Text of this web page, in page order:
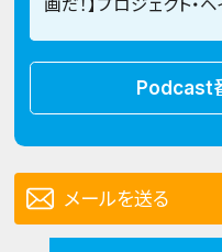
画だ！】プロジェクト・
Podcast
メールを送る